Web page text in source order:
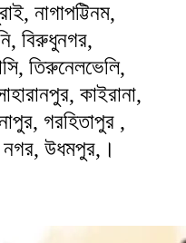
নাগাপট্টিনম,
বিরুধুনগর,
তিরুনেলভেলি,
কাইরানা,
গরহিতাপুর ,
নগর, উধমপুর,।